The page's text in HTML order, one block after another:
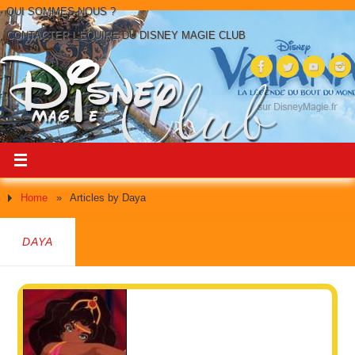
QUI SOMMES-NOUS ?
CONTACTER L’ÉQUIPE DU DISNEY MAGIE CLUB
Home » Articles by Daya
DAYA